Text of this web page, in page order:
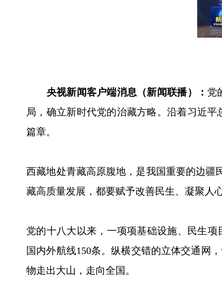
央视新闻客户端消息（新闻联播）： 党
局，确立新时代党的治藏方略。沿着习近
篇章。
西藏地处青藏高原腹地，是我国重要的边疆
藏高质量发展，都要赋予改善民生、凝聚人
党的十八大以来，一项项基础设施、民生
国内外航线150条。纵横交错的立体交通网
物走出大山，走向全国。